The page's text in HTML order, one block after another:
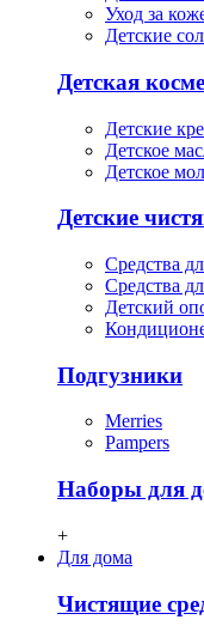
Уход за
Детские
Детская
Детские
Детское
Детское
Детские
Средства
Средства
Детский
Подгузники
Merries
Pampers
Наборы для
+
Для дома
Чистящие